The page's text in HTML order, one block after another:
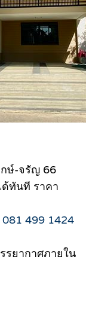
กษ์-จรัญ 66
ด้ทันที ราคา
499 1424
รยากาศภายใน